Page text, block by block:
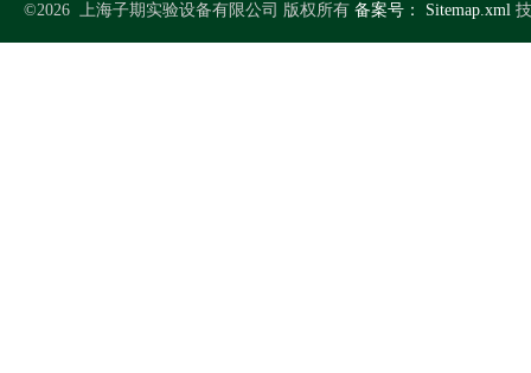
©2026 上海子期实验设备有限公司 版权所有 备案号： Sitemap.xml